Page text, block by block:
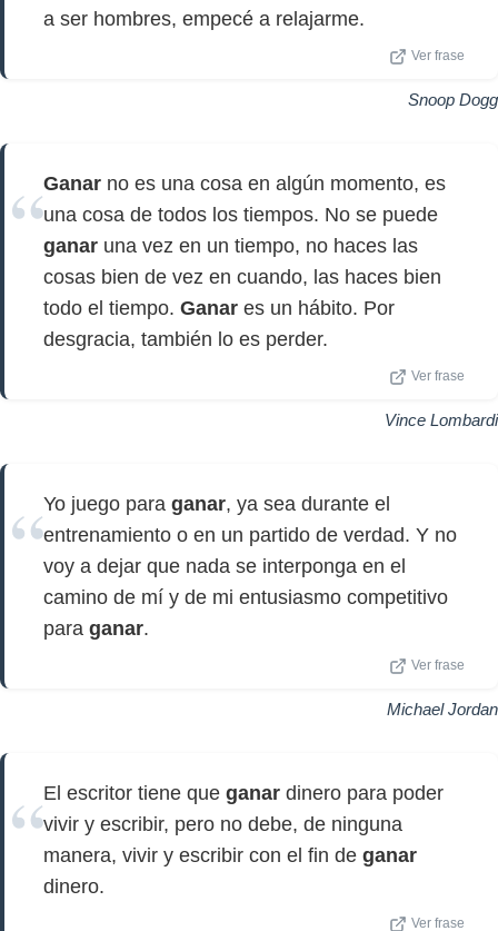
a ser hombres, empecé a relajarme.
Ver frase
Snoop Dogg
Ganar no es una cosa en algún momento, es
una cosa de todos los tiempos. No se puede
ganar una vez en un tiempo, no haces las
cosas bien de vez en cuando, las haces bien
todo el tiempo. Ganar es un hábito. Por
desgracia, también lo es perder.
Ver frase
Vince Lombardi
Yo juego para ganar, ya sea durante el
entrenamiento o en un partido de verdad. Y no
voy a dejar que nada se interponga en el
camino de mí y de mi entusiasmo competitivo
para ganar.
Ver frase
Michael Jordan
El escritor tiene que ganar dinero para poder
vivir y escribir, pero no debe, de ninguna
manera, vivir y escribir con el fin de ganar
dinero.
Ver frase